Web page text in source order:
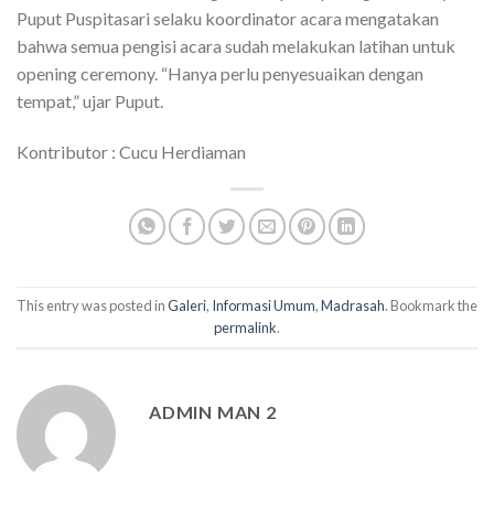
Puput Puspitasari selaku koordinator acara mengatakan
bahwa semua pengisi acara sudah melakukan latihan untuk
opening ceremony. “Hanya perlu penyesuaikan dengan
tempat,” ujar Puput.
Kontributor : Cucu Herdiaman
This entry was posted inGaleri, Informasi Umum,Madrasah. Bookmark the
permalink.
ADMIN MAN 2